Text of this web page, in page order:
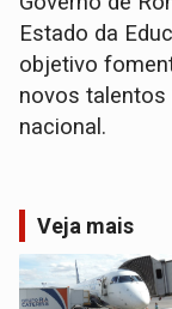
Estado da
objetivo
novos talentos
nacional.
Veja mais